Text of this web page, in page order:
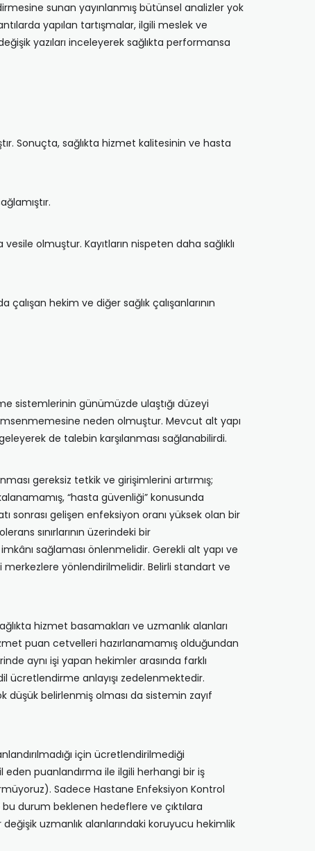
sunan yayınlanmış bütünsel analizler yok
yapılan tartışmalar, ilgili meslek ve
yazıları inceleyerek sağlıkta performansa
Sonuçta, sağlıkta hizmet kalitesinin ve hasta
olmuştur. Kayıtların nispeten daha sağlıklı
hekim ve diğer sağlık çalışanlarının
sistemlerinin günümüzde ulaştığı düzeyi
neden olmuştur. Mevcut alt yapı
de talebin karşılanması sağlanabilirdi.
gereksiz tetkik ve girişimlerini artırmış;
“hasta güvenliği” konusunda
sonrası gelişen enfeksiyon oranı yüksek olan bir
sınırlarının üzerindeki bir
sağlaması önlenmelidir. Gerekli alt yapı ve
yönlendirilmelidir. Belirli standart ve
hizmet basamakları ve uzmanlık alanları
puan cetvelleri hazırlanamamış olduğundan
aynı işi yapan hekimler arasında farklı
ücretlendirme anlayışı zedelenmektedir.
belirlenmiş olması da sistemin zayıf
için ücretlendirilmediği
puanlandırma ile ilgili herhangi bir iş
Sadece Hastane Enfeksiyon Kontrol
durum beklenen hedeflere ve çıktılara
uzmanlık alanlarındaki koruyucu hekimlik